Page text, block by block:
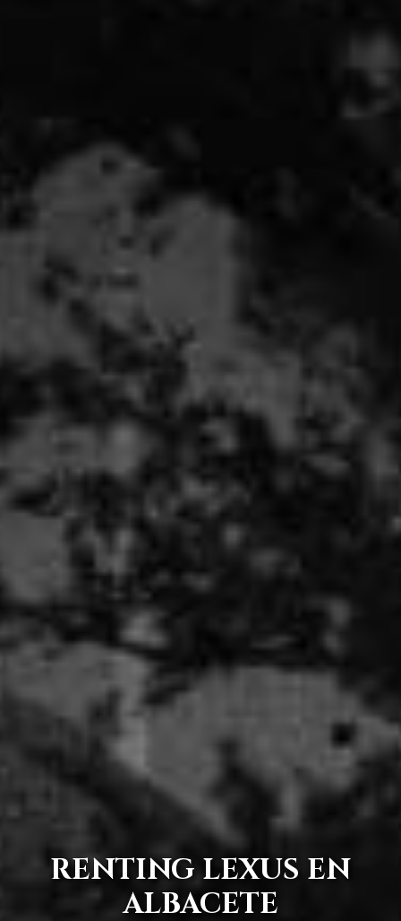
RENTING LEXUS EN
ALBACETE